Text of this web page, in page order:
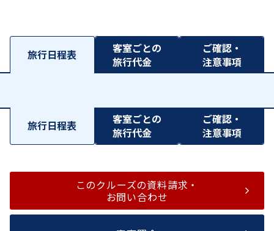
旅行日程表
客室ごとの
旅行代金
ご確認・
注意事項
旅行日程表
客室ごとの
旅行代金
ご確認・
注意事項
このクルーズの資料請求・
お問い合わせ